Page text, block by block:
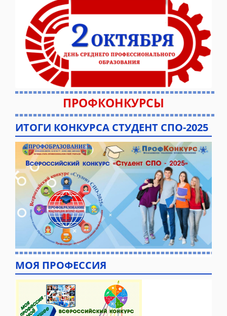
ПРОФКОНКУРСЫ
ИТОГИ КОНКУРСА СТУДЕНТ СПО-2025
МОЯ ПРОФЕССИЯ